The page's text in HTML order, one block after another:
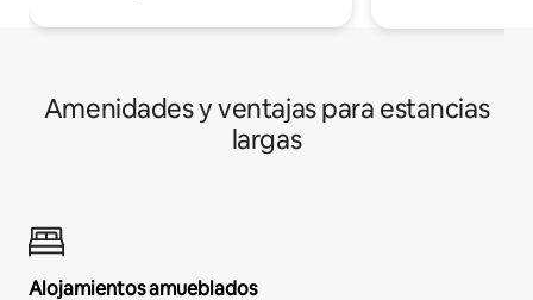
Amenidades y ventajas para estancias
largas
Alojamientos amueblados